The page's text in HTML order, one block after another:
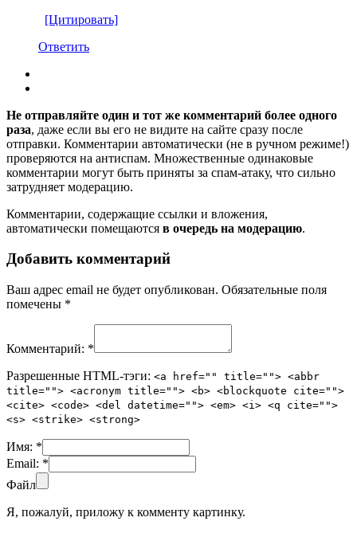
[Цитировать]
Ответить
Не отправляйте один и тот же комментарий более одного
раза, даже если вы его не видите на сайте сразу после
отправки. Комментарии автоматически (не в ручном режиме!)
проверяются на антиспам. Множественные одинаковые
комментарии могут быть приняты за спам-атаку, что сильно
затрудняет модерацию.
Комментарии, содержащие ссылки и вложения,
автоматически помещаются в очередь на модерацию.
Добавить комментарий
Ваш адрес email не будет опубликован. Обязательные поля
помечены *
Комментарий: *
Разрешенные HTML-тэги: <a href="" title=""> <abbr
title=""> <acronym title=""> <b> <blockquote cite="">
<cite> <code> <del datetime=""> <em> <i> <q cite="">
<s> <strike> <strong>
Имя: *
Email: *
Файл
Я, пожалуй, приложу к комменту картинку.